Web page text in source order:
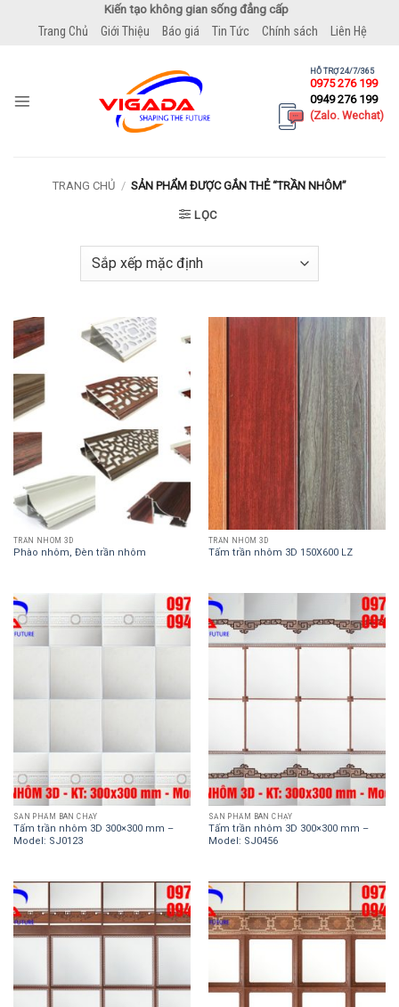
Kiến tạo không gian sống đẳng cấp
Trang Chủ Giới Thiệu Báo giá Tin Tức Chính sách Liên Hệ
HỖ TRỢ 24/7/365
0975 276 199
0949 276 199
(Zalo. Wechat)
TRANG CHỦ / SẢN PHẨM ĐƯỢC GẮN THẺ “TRẦN NHÔM”
LỌC
TRẦN NHÔM 3D
Phào nhôm, Đèn trần nhôm
TRẦN NHÔM 3D
Tấm trần nhôm 3D 150X600 LZ
SẢN PHẨM BÁN CHẠY
Tấm trần nhôm 3D 300×300 mm –
Model: SJ0123
SẢN PHẨM BÁN CHẠY
Tấm trần nhôm 3D 300×300 mm –
Model: SJ0456